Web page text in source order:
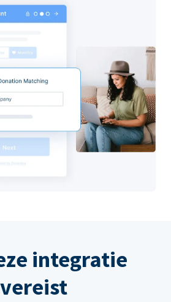
integratie
vereist